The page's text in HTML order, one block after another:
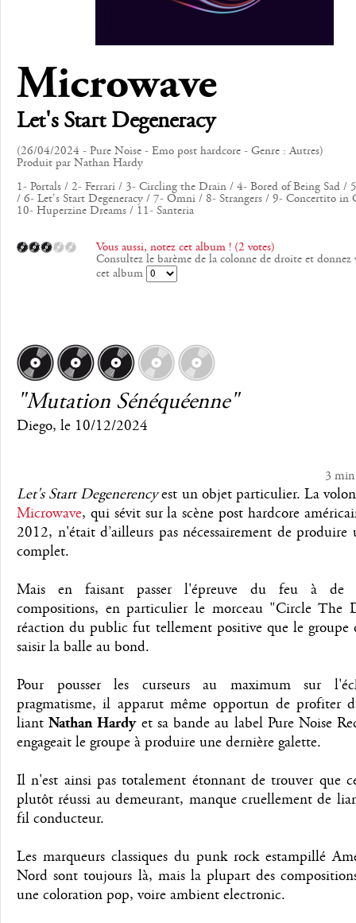
Microwave
Let's Start Degeneracy
(26/04/2024 - Pure Noise - Emo post hardcore - Genre : Autres)
Produit par Nathan Hardy
1- Portals / 2- Ferrari / 3- Circling the Drain / 4- Bored of Being Sad /
/ 6- Let's Start Degeneracy / 7- Omni / 8- Strangers / 9- Concertito in
10- Huperzine Dreams / 11- Santeria
Vous aussi, notez cet album ! (2 votes)
Consultez le barème de la colonne de droite et donnez
cet album
"Mutation Sénéquéenne"
Diego, le 10/12/2024
3 min
Let's Start Degenerencyest un objet particulier. La
Microwave, qui sévit sur la scène post hardcore
2012, n'était d’ailleurs pas nécessairement de
complet.
Mais en faisant passer l'épreuve du feu à de
compositions, en particulier le morceau "Circle The
réaction du public fut tellement positive que le groupe
saisir la balle au bond.
Pour pousser les curseurs au maximum sur
pragmatisme, il apparut même opportun de profiter
liantNathan Hardyet sa bande au label Pure Noise
engageait le groupe à produire une dernière galette.
Il n'est ainsi pas totalement étonnant de trouver que
plutôt réussi au demeurant, manque cruellement de
fil conducteur.
Les marqueurs classiques du punk rock estampillé
Nord sont toujours là, mais la plupart des
une coloration pop, voire ambient electronic.